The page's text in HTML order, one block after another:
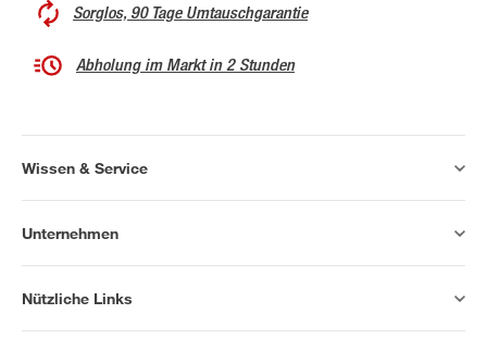
Sorglos, 90 Tage Umtauschgarantie
Abholung im Markt in 2 Stunden
Wissen & Service
Unternehmen
Nützliche Links